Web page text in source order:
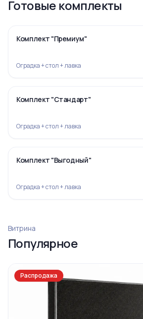
Готовые комплекты
Ограда 19
-7%
Комплект "Премиум"
Оградка + стол + лавка
-7%
Комплект "Стандарт"
Оградка + стол + лавка
Ограда 6
-5%
Комплект "Выгодный"
Оградка + стол + лавка
Витрина
Популярное
Распродажа